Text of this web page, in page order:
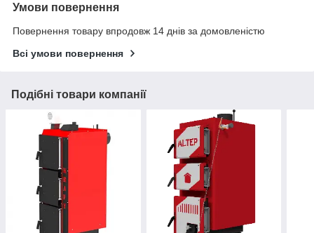
Умови повернення
Повернення товару впродовж 14 днів за домовленістю
Всі умови повернення
Подібні товари компанії